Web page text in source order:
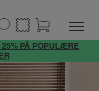
25% PÅ POPULÆRE